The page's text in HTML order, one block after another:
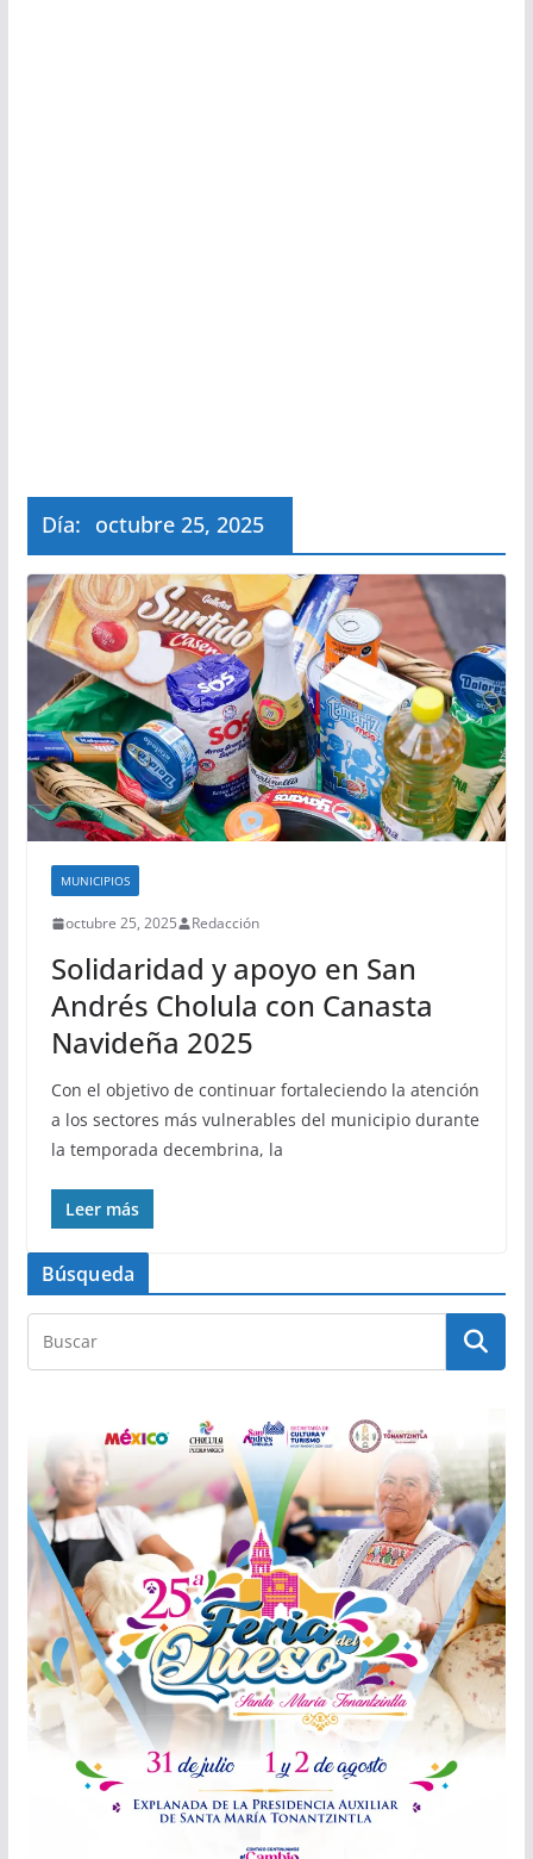
Día: octubre 25, 2025
MUNICIPIOS
octubre 25, 2025 Redacción
Solidaridad y apoyo en San
Andrés Cholula con Canasta
Navideña 2025
Con el objetivo de continuar fortaleciendo la atención
a los sectores más vulnerables del municipio durante
la temporada decembrina, la
Leer más
Búsqueda